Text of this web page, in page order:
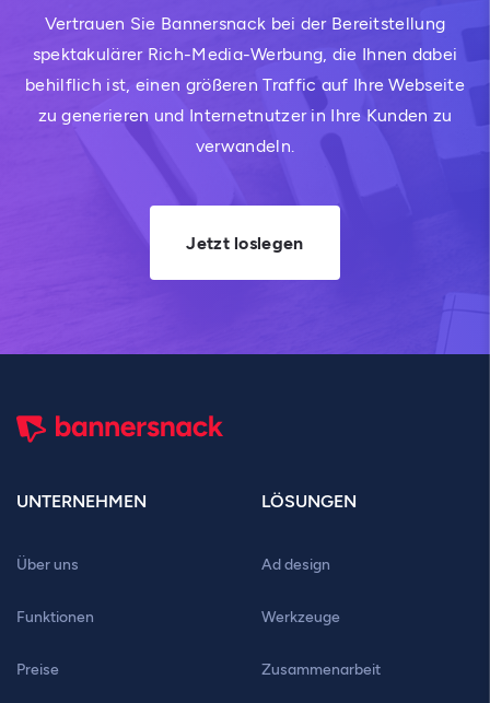
Vertrauen Sie Bannersnack bei der Bereitstellung
spektakulärer Rich-Media-Werbung, die Ihnen dabei
behilflich ist, einen größeren Traffic auf Ihre Webseite
zu generieren und Internetnutzer in Ihre Kunden zu
verwandeln.
Jetzt loslegen
UNTERNEHMEN
Über uns
Funktionen
Preise
LÖSUNGEN
Ad design
Werkzeuge
Zusammenarbeit